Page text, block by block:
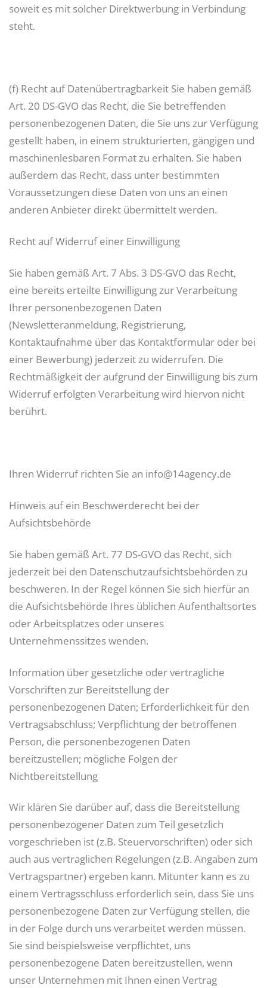
soweit es mit solcher Direktwerbung in Verbindung
steht.
(f) Recht auf Datenübertragbarkeit Sie haben gemäß
Art. 20 DS-GVO das Recht, die Sie betreffenden
personenbezogenen Daten, die Sie uns zur Verfügung
gestellt haben, in einem strukturierten, gängigen und
maschinenlesbaren Format zu erhalten. Sie haben
außerdem das Recht, dass unter bestimmten
Voraussetzungen diese Daten von uns an einen
anderen Anbieter direkt übermittelt werden.
Recht auf Widerruf einer Einwilligung
Sie haben gemäß Art. 7 Abs. 3 DS-GVO das Recht,
eine bereits erteilte Einwilligung zur Verarbeitung
Ihrer personenbezogenen Daten
(Newsletteranmeldung, Registrierung,
Kontaktaufnahme über das Kontaktformular oder bei
einer Bewerbung) jederzeit zu widerrufen. Die
Rechtmäßigkeit der aufgrund der Einwilligung bis zum
Widerruf erfolgten Verarbeitung wird hiervon nicht
berührt.
Ihren Widerruf richten Sie an info@14agency.de
Hinweis auf ein Beschwerderecht bei der
Aufsichtsbehörde
Sie haben gemäß Art. 77 DS-GVO das Recht, sich
jederzeit bei den Datenschutzaufsichtsbehörden zu
beschweren. In der Regel können Sie sich hierfür an
die Aufsichtsbehörde Ihres üblichen Aufenthaltsortes
oder Arbeitsplatzes oder unseres
Unternehmenssitzes wenden.
Information über gesetzliche oder vertragliche
Vorschriften zur Bereitstellung der
personenbezogenen Daten; Erforderlichkeit für den
Vertragsabschluss; Verpflichtung der betroffenen
Person, die personenbezogenen Daten
bereitzustellen; mögliche Folgen der
Nichtbereitstellung
Wir klären Sie darüber auf, dass die Bereitstellung
personenbezogener Daten zum Teil gesetzlich
vorgeschrieben ist (z.B. Steuervorschriften) oder sich
auch aus vertraglichen Regelungen (z.B. Angaben zum
Vertragspartner) ergeben kann. Mitunter kann es zu
einem Vertragsschluss erforderlich sein, dass Sie uns
personenbezogene Daten zur Verfügung stellen, die
in der Folge durch uns verarbeitet werden müssen.
Sie sind beispielsweise verpflichtet, uns
personenbezogene Daten bereitzustellen, wenn
unser Unternehmen mit Ihnen einen Vertrag